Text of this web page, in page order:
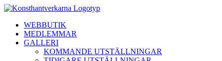
Fortsätt
innehålletWEBBUTIK
MEDLEMMAR
GALLERI
KOMMANDE UTSTÄLLNINGAR